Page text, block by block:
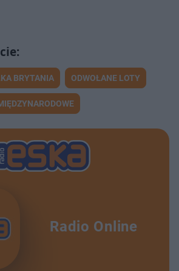
BRYTANIA ODWOŁANE LOTY
Radio Online